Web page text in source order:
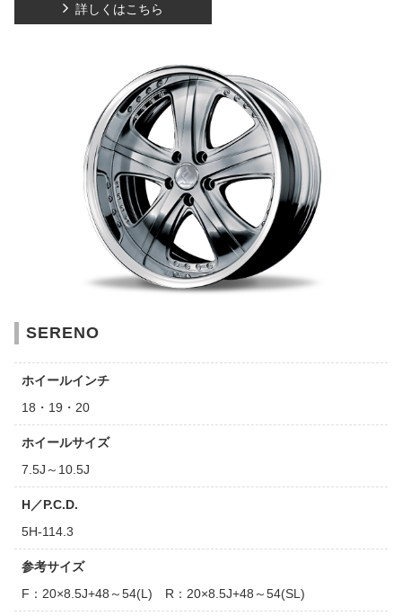
詳しくはこちら
SERENO
ホイールインチ
18・19・20
ホイールサイズ
7.5J～10.5J
H／P.C.D.
5H-114.3
参考サイズ
F：20×8.5J+48～54(L) R：20×8.5J+48～54(SL)